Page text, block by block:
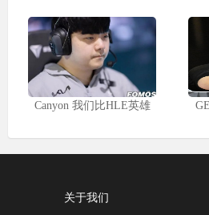
Canyon 我们比HLE英雄
关于我们